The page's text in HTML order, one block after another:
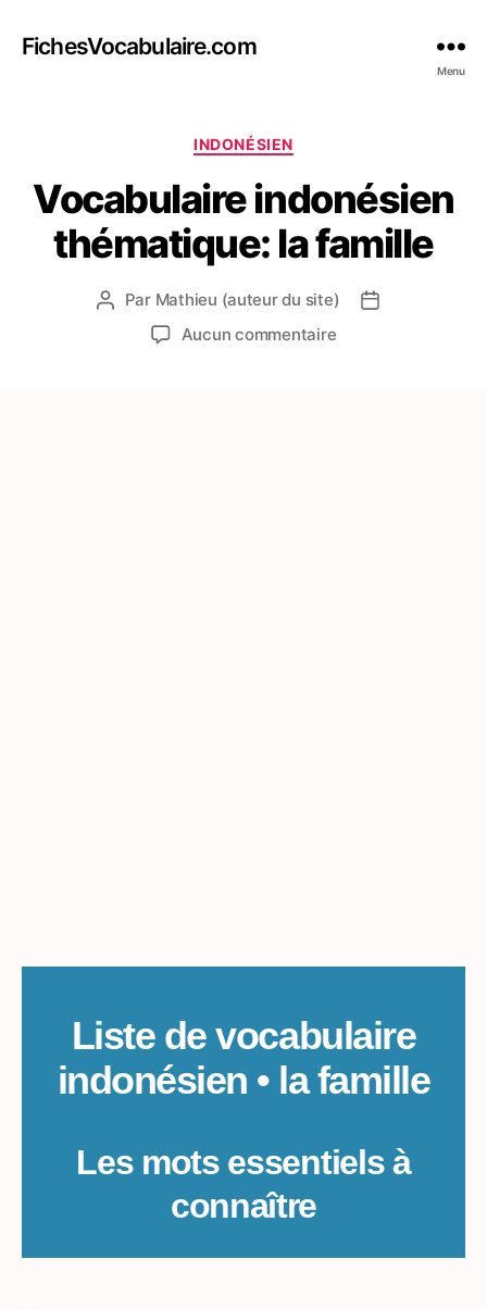
FichesVocabulaire.com
Menu
Catégories
INDONÉSIEN
Vocabulaire indonésien
thématique: la famille
Auteur
l’article
Par Mathieu (auteur du site)
Date
Aucun commentairesur
Liste de vocabulaire
indonésien • la famille
Les mots essentiels à
connaître